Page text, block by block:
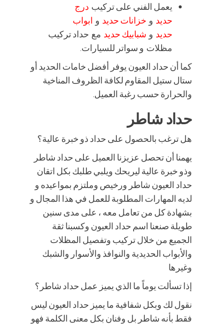
يعمل الفني على تركيب درج
حديد و خزانات حديد و ابواب
حديد و شبابيك حديد مع حداد تركيب
مظلات و سواتر للسيارات.
كما أن حداد العيون يوفر أفضل خامات الحديد أو
ستال ستيل المقاوم لكافة الظروف المناخية
والحرارة حسب رغبة العميل.
حداد شاطر
هل ترغب بالحصول على حداد ذو خبرة عالية؟
يهمنا أن تحصل عزيزنا العميل على حداد شاطر
وذو خبرة عالية ليريحك ويلبي طلبك بكل اتقان
حداد العيون شاطر ورخيص وملتزم بمواعيده و
لديه المهارات المطلوبة للعمل في هذا المجال و
بشهادة كل من تعامل معه ، على مدى سنين
طويلة صنعنا اسم حداد العيون وكسبنا ثقة
الجميع من خلال تركيب وتفصيل المظلات
والأبواب الحديدية والنوافذ والأسوار والشبك
وغيرها
إذا تسألت يوماً ما الذي يميز عمل حداد شاطر؟
نقول لك وبكل شفافية ما يميز حداد العيون ليس
فقط بأنه شاطر بل وفنان بكل معنى الكلمة فهو